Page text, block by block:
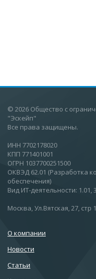
© 2026 Общество с
"Эскейп"
Все права защищены.
ИНН 7702178020
КПП 771401001
ОГРН 1037700251500
ОКВЭД 62.01 (Разработка
обеспечения)
Вид ИТ-деятельности: 1.01,
Москва, Ул.Вятская, 27, стр
О компании
Новости
Статьи